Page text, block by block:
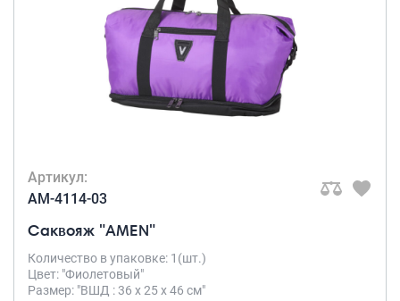
Артикул:
AM-4114-03
Саквояж "AMEN"
Количество в упаковке: 1(шт.)
Цвет: "Фиолетовый"
Размер: "ВШД : 36 х 25 х 46 см"